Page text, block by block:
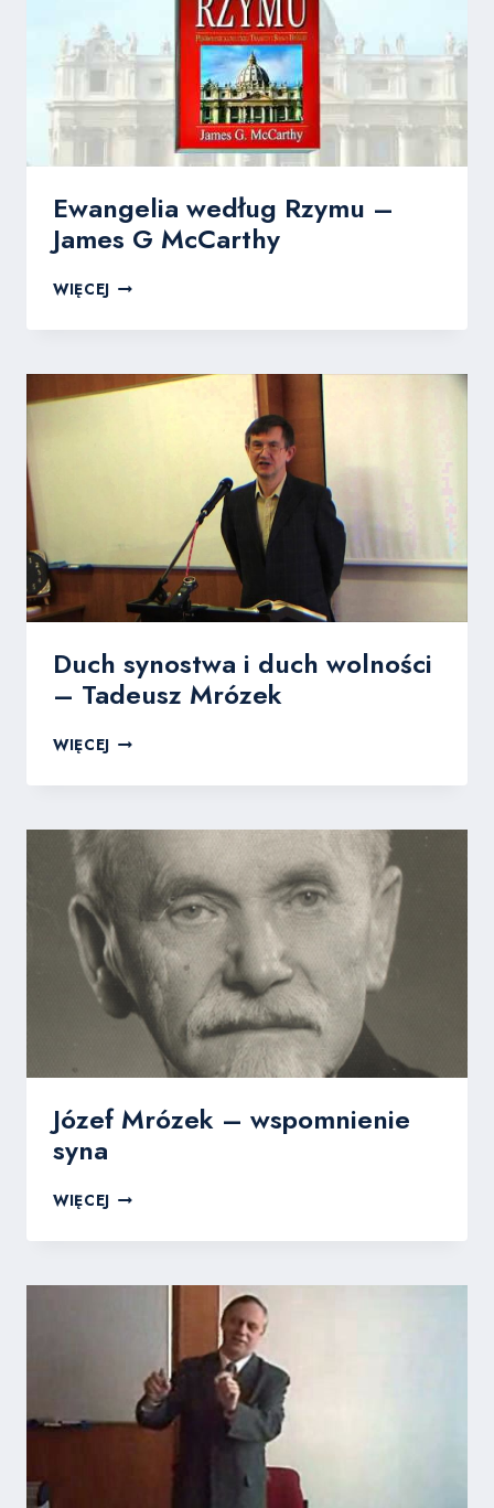
Ewangelia według Rzymu –
James G McCarthy​
WIĘCEJ EWANGELIA
RZYMU
JAMES
G
Duch synostwa i duch wolności
– Tadeusz Mrózek
WIĘCEJ DUCH
I
WOLNOŚCI
–
TADEUSZ
MRÓZEK
Józef Mrózek – wspomnienie
syna
WIĘCEJ JÓZEF
–
SYNA